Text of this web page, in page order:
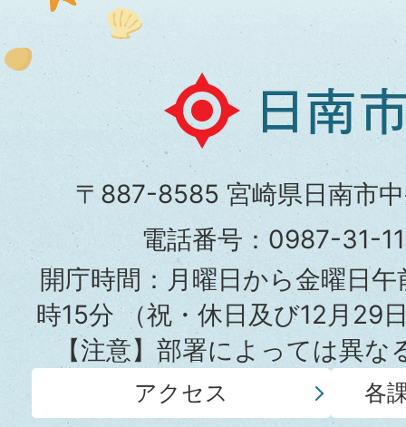
日
南
市
役
所
〒887-8585 宮崎県日南市
電話番号：0987-31-
開庁時間：月曜日から金曜日
時15分（祝・休日及び12月29
【注意】部署によっては異
アクセス 各